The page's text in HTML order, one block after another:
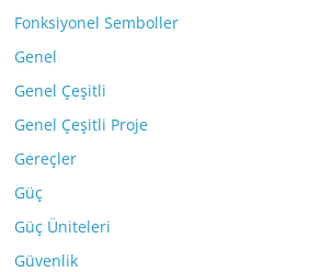
Fonksiyonel Semboller
Genel
Genel Çeşitli
Genel Çeşitli Proje
Gereçler
Güç
Güç Üniteleri
Güvenlik